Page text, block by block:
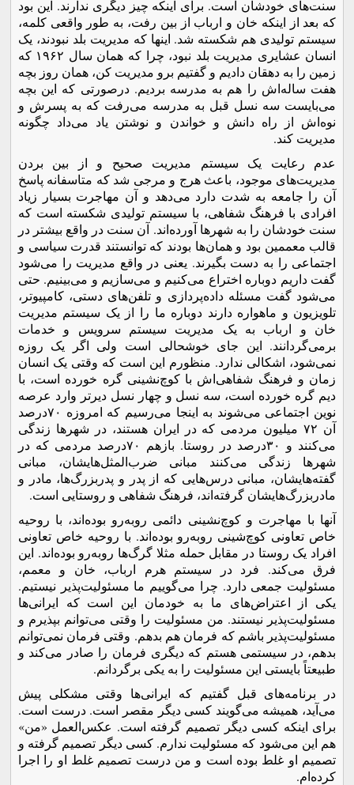
سنت‌های خودشان است. برای اینکه چیز دیگری ندارند. این بود
که بعد از اینکه خان و ارباب از بین رفت، به طور واقعی کلمه،
سیستم تولیدی هم شکسته شد. اینها که مدیریت بلد نبودند، یک
انسان عشایری مدیریت بلد نبود، چرا که همان سال ۱۹۶۲ که
زمین را به دهقان دادیم و گفتیم برو مدیریت کن، همان روز بچه
هفت ساله‌اش را هم به مدرسه بردیم. درصورتی که این بچه
می‌بایست سه نسل قبل به مدرسه می‌رفت که به پسرش و
نوه‌اش از راه دانش و خواندن و نوشتن یاد می‌داد چگونه
مدیریت کند.
عدم رعایت یک سیستم مدیریت صحیح و از بین بردن
مدیریت‌های موجود، باعث هرج و مرجی شد که متاسفانه پاسخ
آن را جامعه به شدت دارد می‌دهد و آن مهاجرت بسیار زیاد
افرادی با فرهنگ شفاهی، با سیستم تولیدی شکسته است که
سنت خودشان را به شهرها آورده‌اند. آن سنت در واقع بیشتر در
قالب معممین بود و همان‌ها بودند که توانستند قدرت سیاسی و
اجتماعی را به دست بگیرند. یعنی در واقع مدیریت را می‌شود
گفت داریم دوباره اختراع می‌کنیم و می‌سازیم و می‌بینیم. حتی
می‌شود گفت مسئله داده‌پردازی و تلفن‌های دستی، کامپیوتر،
تلویزیون و ماهواره دارند دوباره ما را از یک سیستم مدیریت
خان و ارباب به یک مدیریت سیستم سرویس و خدمات
برمی‌گردانند. این جای خوشحالی است ولی اگر یک روزه
نمی‌شود، اشکالی ندارد. منظورم این است که وقتی یک انسان
زمان و فرهنگ شفاهی‌اش با کوچ‌نشینی گره خورده است، با
دیم گره خورده است، سه نسل و چهار نسل دیرتر وارد عرصه
نوین اجتماعی می‌شوند به اینجا می‌رسیم که امروزه ۷۰درصد
آن ۷۲ میلیون مردمی که در ایران هستند، در شهرها زندگی
می‌کنند و ۳۰درصد در روستا. بازهم ۷۰درصد مردمی که در
شهرها زندگی می‌کنند مبانی ضرب‌المثل‌هایشان، مبانی
گفته‌هایشان، مبانی درس‌هایی که از پدر و پدربزرگ‌ها، مادر و
مادربزرگ‌هایشان گرفته‌اند، فرهنگ شفاهی و روستایی است.
آنها با مهاجرت و کوچ‌نشینی دائمی روبه‌رو بوده‌اند، با روحیه
خاص تعاونی کوچ‌‌شینی روبه‌رو بوده‌اند. با روحیه خاص تعاونی
افراد یک روستا در مقابل حمله مثلا گرگ‌ها روبه‌رو بوده‌اند. این
فرق می‌کند. فرد در سیستم هرم ارباب، خان و معمم،
مسئولیت‌ جمعی دارد. چرا می‌گوییم ما مسئولیت‌پذیر نیستیم.
یکی از اعتراض‌های ما به خودمان این است که ایرانی‌ها
مسئولیت‌پذیر نیستند. من مسئولیت را وقتی می‌توانم بپذیرم و
مسئولیت‌پذیر باشم که فرمان هم بدهم. وقتی فرمان نمی‌توانم
بدهم، در سیستمی هستم که دیگری فرمان را صادر می‌کند و
طبیعتاً بایستی این مسئولیت را به یکی برگردانم.
در برنامه‌های قبل گفتیم که ایرانی‌ها وقتی مشکلی پیش
می‌آید، همیشه می‌گویند کسی دیگر مقصر است. درست است.
برای اینکه کسی دیگر تصمیم گرفته است. عکس‌العمل «من»
هم این می‌شود که مسئولیت ندارم. کسی دیگر تصمیم گرفته و
تصمیم او غلط بوده است و من درست تصمیم غلط او را اجرا
کرده‌ام.